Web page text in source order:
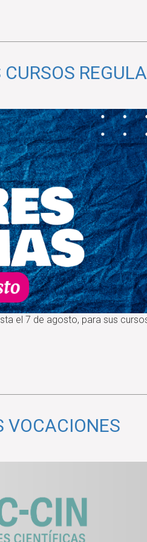
el 7 de agosto, para sus
VOCACIONES